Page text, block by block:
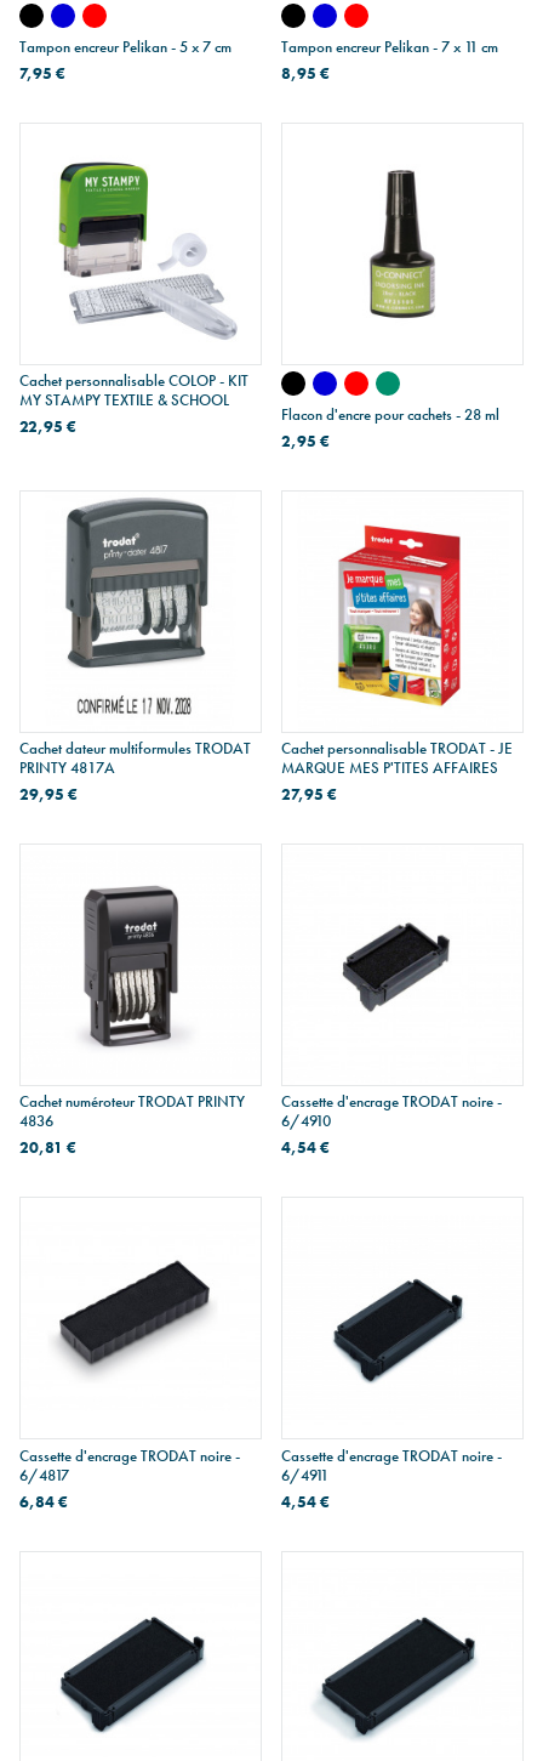
Tampon encreur Pelikan - 5 x 7 cm
7,95 €
Tampon encreur Pelikan - 7 x 11 cm
8,95 €
Cachet personnalisable COLOP - KIT
MY STAMPY TEXTILE & SCHOOL
22,95 €
Flacon d'encre pour cachets - 28 ml
2,95 €
Cachet dateur multiformules TRODAT
PRINTY 4817A
29,95 €
Cachet personnalisable TRODAT - JE
MARQUE MES P'TITES AFFAIRES
27,95 €
Cachet numéroteur TRODAT PRINTY
4836
20,81 €
Cassette d'encrage TRODAT noire -
6/4910
4,54 €
Cassette d'encrage TRODAT noire -
6/4817
6,84 €
Cassette d'encrage TRODAT noire -
6/4911
4,54 €